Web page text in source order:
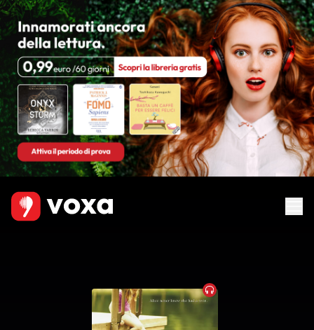
Audiobook